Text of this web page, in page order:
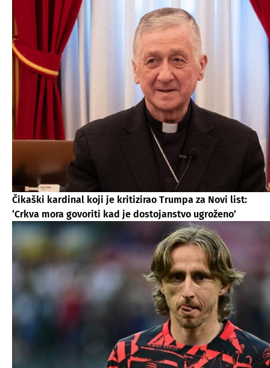
Čikaški kardinal koji je kritizirao Trumpa za Novi list:
‘Crkva mora govoriti kad je dostojanstvo ugroženo’